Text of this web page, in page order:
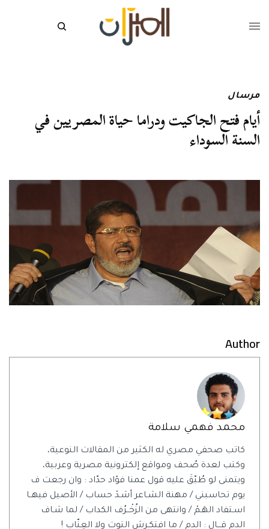
مرسال
أيام فتح الجاكيت ودراما حياة المصريين في
السنة السوداء
Author
محمد فهمي سلامة
كاتب صحفي مصري له الكثير من المقالات النوعية،
وكتب لعدة صُحف ومواقع إلكترونية مصرية وعربية،
ويتمنى لو طُبّقَ عليه قول عمنا فؤاد حدّاد : وان رجعت ف
يوم تحاسبني / مهنة الشـاعر أشـدْ حساب / الأصيل فيهــا
اسـتفاد الهَـمْ / وانتهى من الزُخْــرُف الكداب / لما شـاف
الدم قـــال : الدم / ما افتكـرش التوت ولا العِنّاب !